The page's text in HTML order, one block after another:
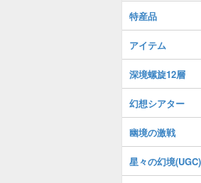
特産品
アイテム
深境螺旋12層
幻想シアター
幽境の激戦
星々の幻境(UGC)